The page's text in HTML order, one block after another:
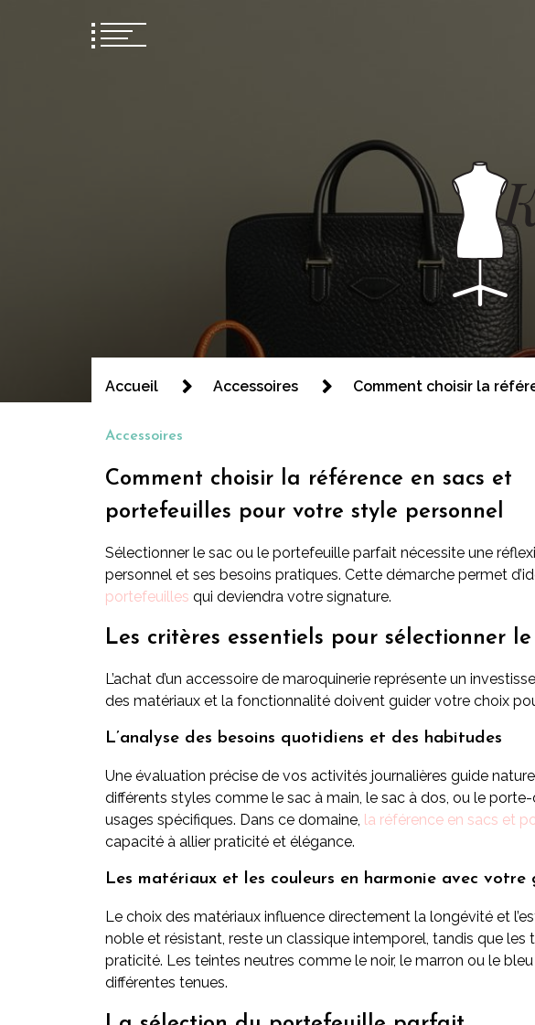
Kids wim safe
Toutes vos nouveautés mode!
Accueil Accessoires Comment choisir la
Accessoires
Comment choisir la référence en sacs et
portefeuilles pour votre style personnel
Sélectionner le sac ou le portefeuille parfait nécessite une
personnel et ses besoins pratiques. Cette démarche permet
portefeuilles qui deviendra votre signature.
Les critères essentiels pour sélectionner
L’achat d’un accessoire de maroquinerie représente un
des matériaux et la fonctionnalité doivent guider votre choix
L’analyse des besoins quotidiens et des habitudes
Une évaluation précise de vos activités journalières guide
différents styles comme le sac à main, le sac à dos, ou le
usages spécifiques. Dans ce domaine, la référence en sacs et
capacité à allier praticité et élégance.
Les matériaux et les couleurs en harmonie avec votre
Le choix des matériaux influence directement la longévité et
noble et résistant, reste un classique intemporel, tandis que
praticité. Les teintes neutres comme le noir, le marron ou le
différentes tenues.